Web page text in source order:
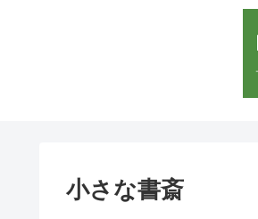
小さな書斎